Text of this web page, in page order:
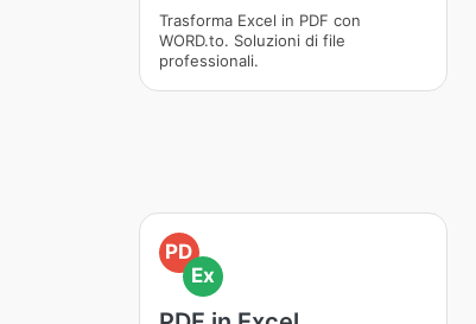
Trasforma Excel in PDF con
WORD.to. Soluzioni di file
professionali.
PD
Ex